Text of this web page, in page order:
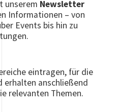
unserem Newsletter
Informationen – von
Events bis hin zu
eintragen, für die
erhalten anschließend
relevanten Themen.